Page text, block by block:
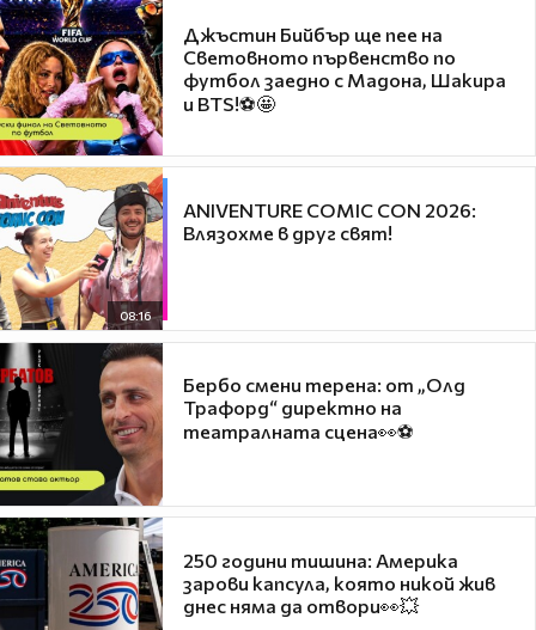
Джъстин Бийбър ще пее на
Световното първенство по
футбол заедно с Мадона, Шакира
и BTS!⚽🤩
08:16
ANIVENTURE COMIC CON 2026:
Влязохме в друг свят!
Бербо смени терена: от „Олд
Трафорд“ директно на
театралната сцена👀⚽
250 години тишина: Америка
зарови капсула, която никой жив
днес няма да отвори👀💥